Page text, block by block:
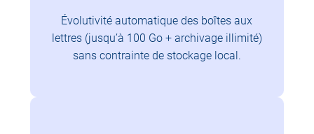
Évolutivité automatique des boîtes aux
lettres (jusqu’à 100 Go + archivage illimité)
sans contrainte de stockage local.